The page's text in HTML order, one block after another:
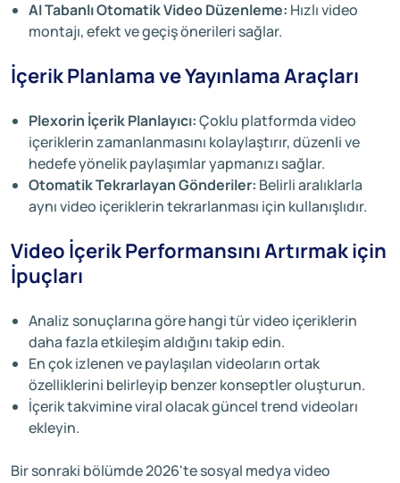
AI Tabanlı Otomatik Video Düzenleme: Hızlı video
montajı, efekt ve geçiş önerileri sağlar.
İçerik Planlama ve Yayınlama Araçları
Plexorin İçerik Planlayıcı:Çoklu platformda video
içeriklerin zamanlanmasını kolaylaştırır, düzenli ve
hedefe yönelik paylaşımlar yapmanızı sağlar.
Otomatik Tekrarlayan Gönderiler: Belirli aralıklarla
aynı video içeriklerin tekrarlanması için kullanışlıdır.
Video İçerik Performansını Artırmak için
İpuçları
Analiz sonuçlarına göre hangi tür video içeriklerin
daha fazla etkileşim aldığını takip edin.
En çok izlenen ve paylaşılan videoların ortak
özelliklerini belirleyip benzer konseptler oluşturun.
İçerik takvimine viral olacak güncel trend videoları
ekleyin.
Bir sonraki bölümde 2026'te sosyal medya video